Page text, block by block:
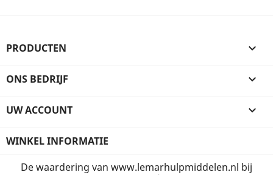
PRODUCTEN 
ONS BEDRIJF 
UW ACCOUNT 
WINKEL INFORMATIE
De waardering van www.lemarhulpmiddelen.nl bij